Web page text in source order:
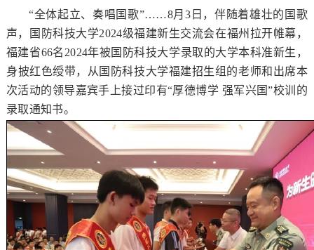
“全体起立、奏唱国歌”……8月3日，伴随着雄壮的国歌
声，国防科技大学2024级福建新生交流会在福州拉开帷幕，
福建省66名2024年被国防科技大学录取的大学本科准新生，
身披红色绶带，从国防科技大学福建招生组的老师和出席本
次活动的领导嘉宾手上接过印有“厚德博学 强军兴国”校训的
录取通知书。